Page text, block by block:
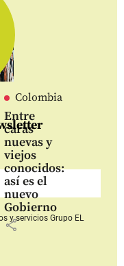
Colombia
Entre
caras
nuevas y
viejos
conocidos:
así es el
nuevo
Gobierno
sharey serviciosGrupo EL